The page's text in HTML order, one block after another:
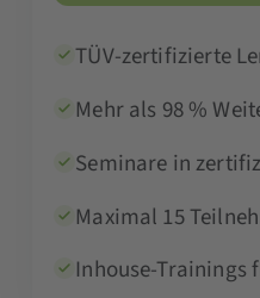
TÜV-zertifizierte
Mehr als 98 %
Seminare in
Maximal 15
Inhouse-